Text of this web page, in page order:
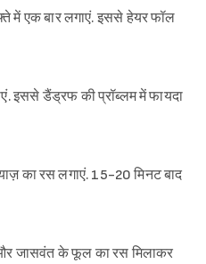
एक बार लगाएं. इससे हेयर फॉल
इससे डैंड्रफ की प्रॉब्लम में फायदा
का रस लगाएं. 15-20 मिनट बाद
जासवंत के फूल का रस मिलाकर